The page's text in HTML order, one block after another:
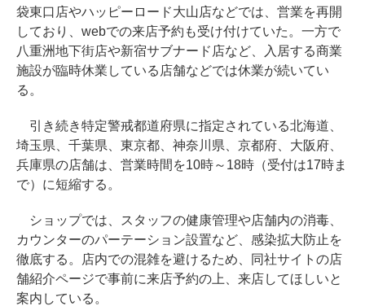
袋東口店やハッピーロード大山店などでは、営業を再開
しており、webでの来店予約も受け付けていた。一方で
八重洲地下街店や新宿サブナード店など、入居する商業
施設が臨時休業している店舗などでは休業が続いてい
る。
引き続き特定警戒都道府県に指定されている北海道、
埼玉県、千葉県、東京都、神奈川県、京都府、大阪府、
兵庫県の店舗は、営業時間を10時～18時（受付は17時ま
で）に短縮する。
ショップでは、スタッフの健康管理や店舗内の消毒、
カウンターのパーテーション設置など、感染拡大防止を
徹底する。店内での混雑を避けるため、同社サイトの店
舗紹介ページで事前に来店予約の上、来店してほしいと
案内している。